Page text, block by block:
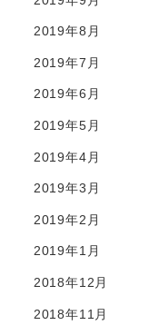
2019年8月
2019年7月
2019年6月
2019年5月
2019年4月
2019年3月
2019年2月
2019年1月
2018年12月
2018年11月